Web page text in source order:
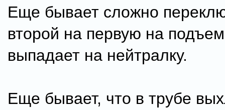
Еще бывает сложно
второй на первую на
выпадает на нейтралку.
Еще бывает, что в трубе